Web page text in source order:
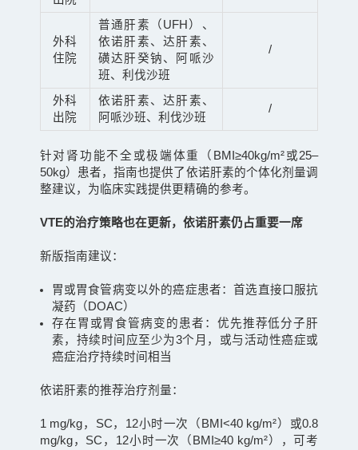
外科
住院
普通肝素（UFH）、
依诺肝素、达肝素、
磺达肝癸钠、阿哌沙
班、利伐沙班
/
外科
出院
依诺肝素、达肝素、
阿哌沙班、利伐沙班
/
针对肾功能不全或极端体重（BMI≥40kg/m²或25–
50kg）患者，指南也提供了依诺肝素的个体化剂量调
整建议，为临床实践提供更精确的参考。
VTE的治疗策略也在更新，依诺肝素仍占重要一席
新版指南建议：
胃或胃食管病变以外的癌症患者：首选直接口服抗
凝药（DOAC）
存在胃或胃食管病变的患者：优先推荐低分子肝
素，持续时间应至少为3个月，或与活动性癌症或
癌症治疗持续时间相当
依诺肝素的推荐治疗剂量：
1 mg/kg，SC，12小时一次（BMI<40 kg/m²）或0.8
mg/kg，SC，12小时一次（BMI≥40 kg/m²），可考